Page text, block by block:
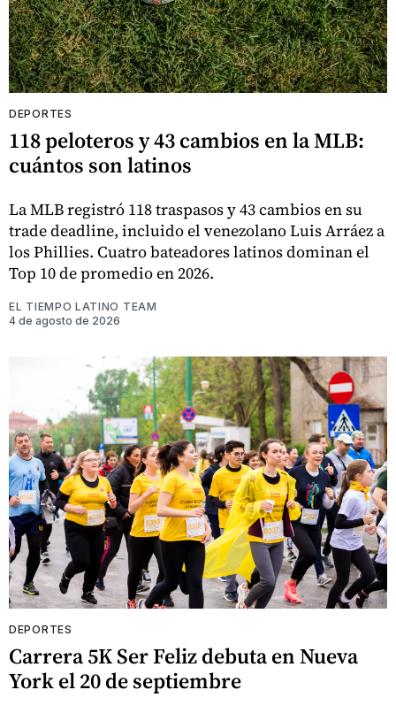
DEPORTES
118 peloteros y 43 cambios en la MLB:
cuántos son latinos
La MLB registró 118 traspasos y 43 cambios en su
trade deadline, incluido el venezolano Luis Arráez a
los Phillies. Cuatro bateadores latinos dominan el
Top 10 de promedio en 2026.
EL TIEMPO LATINO TEAM
4 de agosto de 2026
DEPORTES
Carrera 5K Ser Feliz debuta en Nueva
York el 20 de septiembre